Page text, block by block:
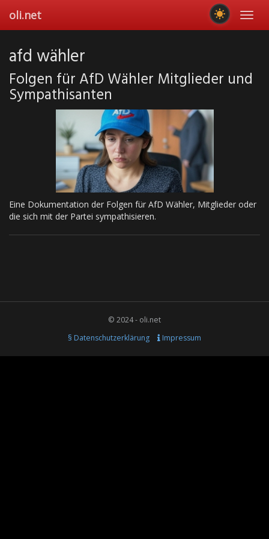
main
oli.net
afd wähler
Folgen für AfD Wähler Mitglieder und
Sympathisanten
Eine Dokumentation der Folgen für AfD Wähler, Mitglieder oder
die sich mit der Partei sympathisieren.
© 2024 - oli.net
§ Datenschutzerklärung
Impressum